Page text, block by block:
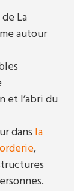
La
autour
et l’abri du
dans la
,